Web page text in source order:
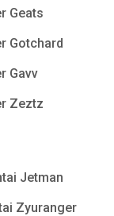
Geats
Gotchard
Gavv
Zeztz
Jetman
Zyuranger